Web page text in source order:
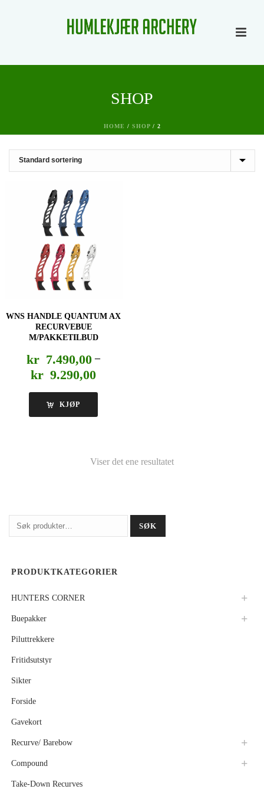
SHOP
HOME / SHOP/ 2
WNS HANDLE QUANTUM AX
RECURVEBUE
M/PAKKETILBUD
kr 7.490,00 –
kr 9.290,00Prisområde:
KJØP
Viser det ene resultatet
Søk
etter:
SØK
PRODUKTKATEGORIER
HUNTERS CORNER
Buepakker
Piluttrekkere
Fritidsutstyr
Sikter
Forside
Gavekort
Recurve/ Barebow
Compound
Take-Down Recurves